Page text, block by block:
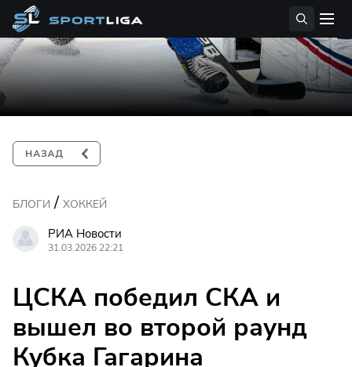
БЛОГИ / ХОККЕЙ
РИА Новости
31.03.2026 22:21
ЦСКА победил СКА и
вышел во второй раунд
Кубка Гагарина